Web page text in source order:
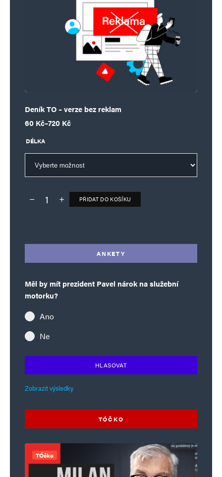
Deník TO – verze bez reklam
60 Kč–720 Kč
Rozpětí cen: 60 Kč až 720 Kč
DÉLKA
Deník TO – verze bez reklam množství
PŘIDAT DO KOŠÍKU
ANKETY
Měl by mít prezident Pavel nárok na služební
motorku?
Ano
Ne
HLASOVAT
Zobrazit výsledky
TÓČKO
TÓčko